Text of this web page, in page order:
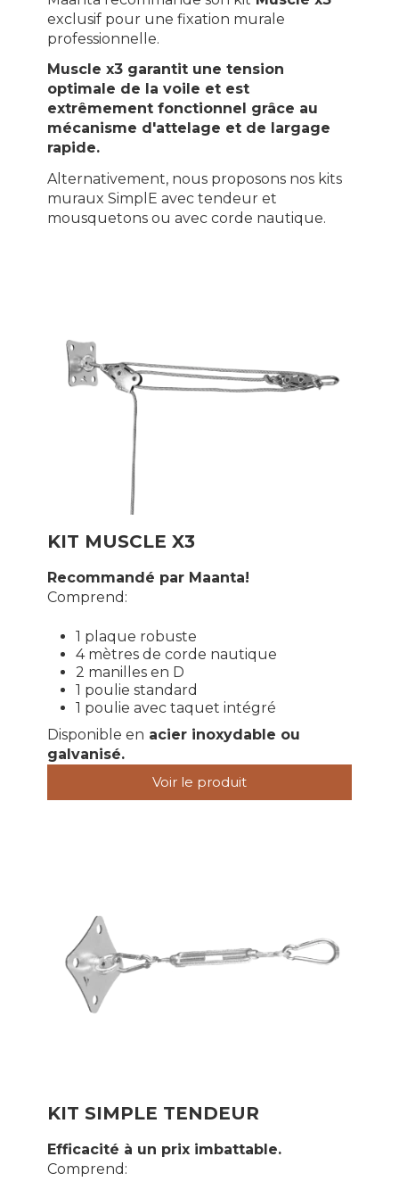
exclusif pour une fixation murale
professionnelle.
Muscle x3 garantit une tension
optimale de la voile et est
extrêmement fonctionnel grâce au
mécanisme d'attelage et de largage
rapide.
Alternativement, nous proposons nos kits
muraux SimplE avec tendeur et
mousquetons ou avec corde nautique.
KIT MUSCLE X3
Recommandé par Maanta!
Comprend:
1 plaque robuste
4 mètres de corde nautique
2 manilles en D
1 poulie standard
1 poulie avec taquet intégré
Disponible en acier inoxydable ou
galvanisé.
Voir le produit
KIT SIMPLE TENDEUR
Efficacité à un prix imbattable.
Comprend: